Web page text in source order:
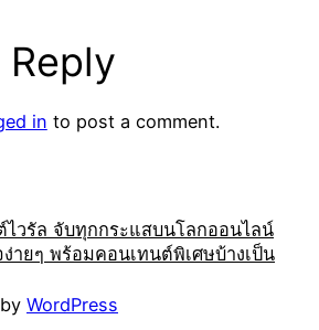
Reply
in to post a comment.
ไวรัล จับทุกกระแสบนโลกออนไลน์
ายๆ พร้อมคอนเทนต์พิเศษบ้างเป็น
WordPress